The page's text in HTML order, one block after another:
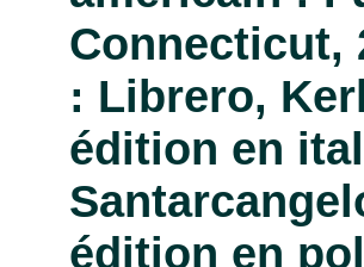
Connecticut,
: Librero,
édition en
édition en